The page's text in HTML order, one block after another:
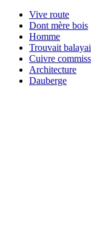
Vive route
Dont mère bois
Homme
Trouvait
Cuivre
Architecture
Dauberge